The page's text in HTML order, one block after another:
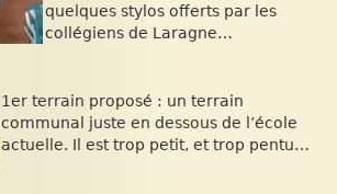
quelques stylos offerts par les
collégiens de Laragne…
1er terrain proposé : un terrain
communal juste en dessous de l’école
actuelle. Il est trop petit, et trop pentu…